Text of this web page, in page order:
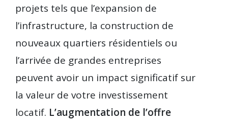
projets tels que l’expansion de
l’infrastructure, la construction de
nouveaux quartiers résidentiels ou
l’arrivée de grandes entreprises
peuvent avoir un impact significatif sur
la valeur de votre investissement
locatif. L’augmentation de l’offre